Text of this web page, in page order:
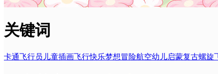
关键词
卡通飞行员 儿童插画飞行快乐梦想冒险航空幼儿启蒙复古螺旋